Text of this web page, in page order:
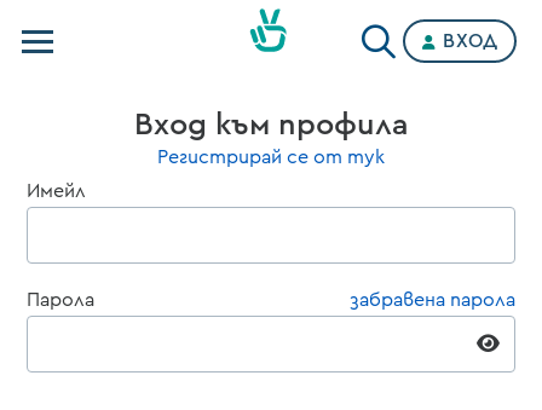
Категории
ВХОД
Вход към профила
Регистрирай се от тук
Имейл
Парола забравена парола